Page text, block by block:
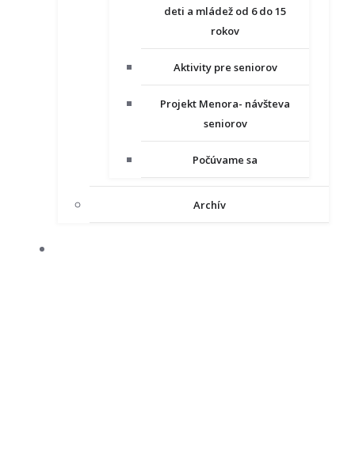
deti a mládež od 6 do 15
rokov
Aktivity pre seniorov
Projekt Menora- návšteva
seniorov
Počúvame sa
Archív